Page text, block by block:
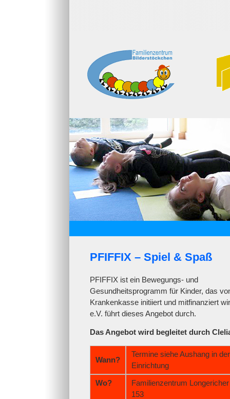
PFIFFIX – Spiel & Spaß
PFIFFIX ist ein Bewegungs- und
Gesundheitsprogramm für Kinder, das
Krankenkasse initiiert und mit­finanziert
e.V. führt dieses Angebot durch.
Das Angebot wird begleitet durch
Wann?
Termine siehe Aushang in der
Einrichtung
Wo?
Familienzentrum
153